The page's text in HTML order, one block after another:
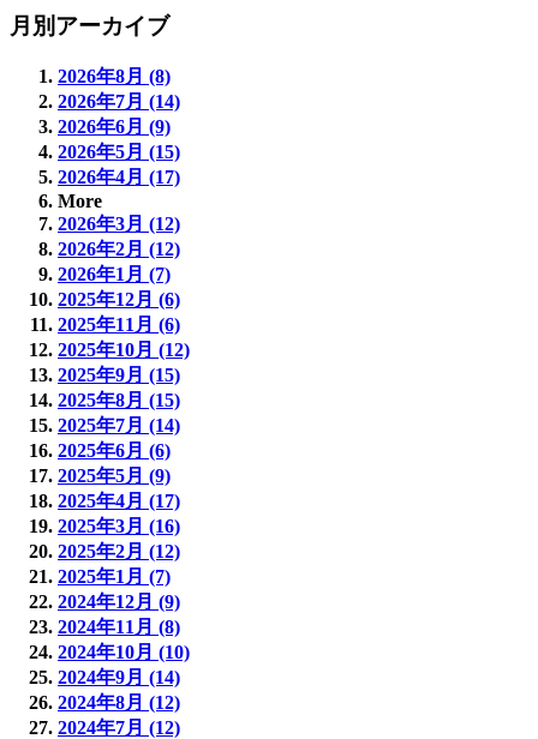
月別アーカイブ
2026年8月 (8)
2026年7月 (14)
2026年6月 (9)
2026年5月 (15)
2026年4月 (17)
More
2026年3月 (12)
2026年2月 (12)
2026年1月 (7)
2025年12月 (6)
2025年11月 (6)
2025年10月 (12)
2025年9月 (15)
2025年8月 (15)
2025年7月 (14)
2025年6月 (6)
2025年5月 (9)
2025年4月 (17)
2025年3月 (16)
2025年2月 (12)
2025年1月 (7)
2024年12月 (9)
2024年11月 (8)
2024年10月 (10)
2024年9月 (14)
2024年8月 (12)
2024年7月 (12)